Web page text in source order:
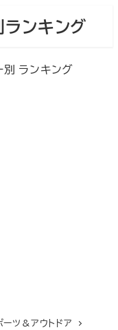
ンキング
ランキング
ーツ＆アウトドア